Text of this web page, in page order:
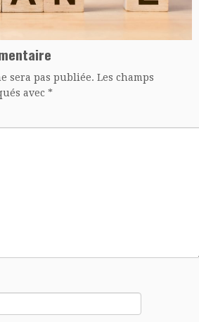
sera pas publiée. Les champs
avec *